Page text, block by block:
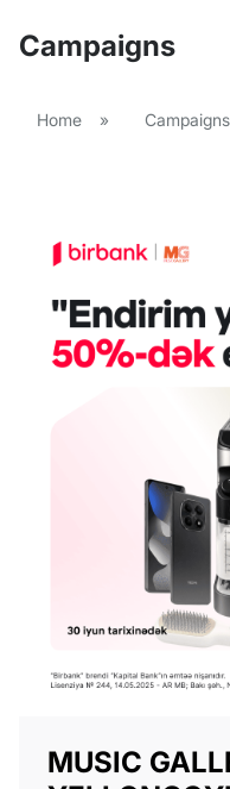
Campaigns
Home » Campaigns
MUSIC